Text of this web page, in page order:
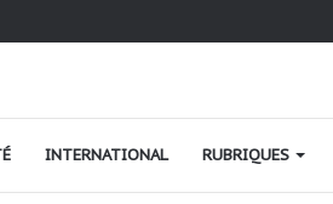
à fond dans sa reconquête verte
INTERNATIONAL RUBRIQUES